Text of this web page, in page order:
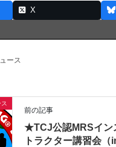
X
ース
ス
前の記事
★TCJ公認MRSイン
トラクター講習会（